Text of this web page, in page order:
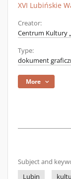
XVI Lubińskie
Creator:
Centrum Kultury
Type:
dokument
More
Subject and
Lubin